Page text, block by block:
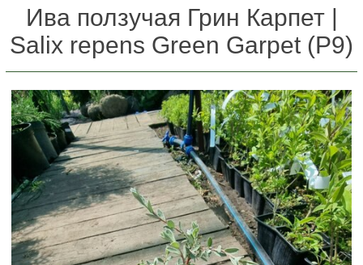
Ива ползучая Грин Карпет |
Salix repens Green Garpet (Р9)